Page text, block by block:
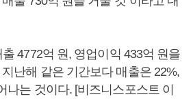
4772억 원, 영업이익 433억 원을
난해 같은 기간보다 매출은 22%,
나는 것이다. [비즈니스포스트 이